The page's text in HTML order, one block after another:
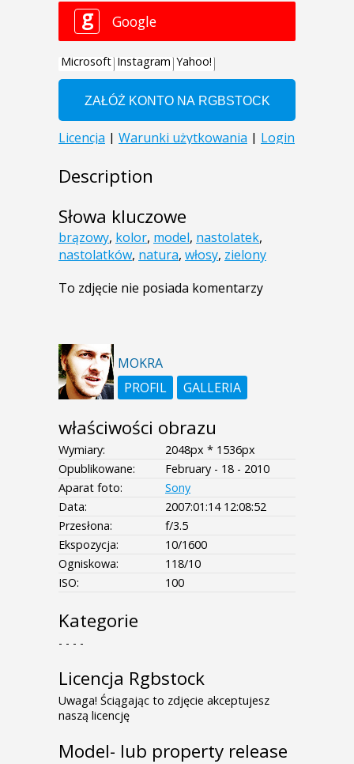
Description
Słowa kluczowe
brązowy, kolor, model, nastolatek,
nastolatków, natura, włosy, zielony
To zdjęcie nie posiada komentarzy
MOKRA
PROFIL
GALLERIA
właściwości obrazu
Wymiary:
2048px * 1536px
Opublikowane:
February - 18 - 2010
Aparat foto:
Sony
Data:
2007:01:14 12:08:52
Przesłona:
f/3.5
Ekspozycja:
10/1600
Ogniskowa:
118/10
ISO:
100
Kategorie
- - - -
Licencja Rgbstock
Uwaga! Ściągając to zdjęcie akceptujesz
naszą licencję
Model- lub property release